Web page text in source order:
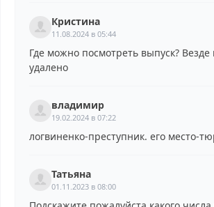
Кристина
11.08.2024 в 05:44
Где можно посмотреть выпуск? Везде
удалено
владимир
19.02.2024 в 07:22
логвиненко-преступник. его место-
Татьяна
01.11.2023 в 08:00